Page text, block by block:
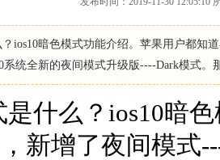
ios10暗色模式功能介绍。苹果用户都知
统全新的夜间模式升级版----Dark模式
么？ios10暗色
新增了夜间模式